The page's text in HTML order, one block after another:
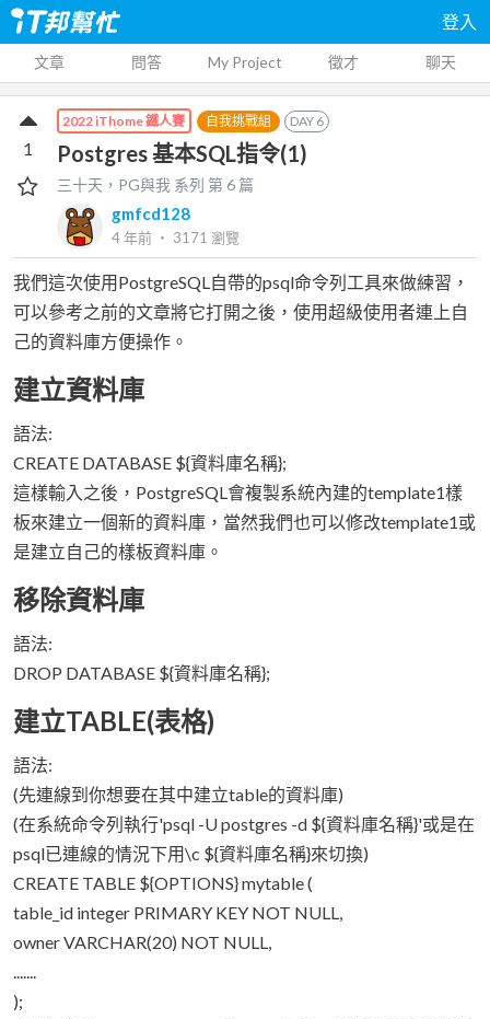
登入
文章 問答 My Project 徵才 聊天
2022 iThome 鐵人賽 自我挑戰組 DAY 6
Postgres 基本SQL指令(1)
三十天，PG與我 系列 第6 篇
gmfcd128
4 年前 ‧ 3171 瀏覽
1
我們這次使用PostgreSQL自帶的psql命令列工具來做練習，
可以參考之前的文章將它打開之後，使用超級使用者連上自
己的資料庫方便操作。
建立資料庫
語法:
CREATE DATABASE ${資料庫名稱};
這樣輸入之後，PostgreSQL會複製系統內建的template1樣
板來建立一個新的資料庫，當然我們也可以修改template1或
是建立自己的樣板資料庫。
移除資料庫
語法:
DROP DATABASE ${資料庫名稱};
建立TABLE(表格)
語法:
(先連線到你想要在其中建立table的資料庫)
(在系統命令列執行'psql -U postgres -d ${資料庫名稱}'或是在
psql已連線的情況下用\c ${資料庫名稱}來切換)
CREATE TABLE ${OPTIONS} mytable (
table_id integer PRIMARY KEY NOT NULL,
owner VARCHAR(20) NOT NULL,
.......
);